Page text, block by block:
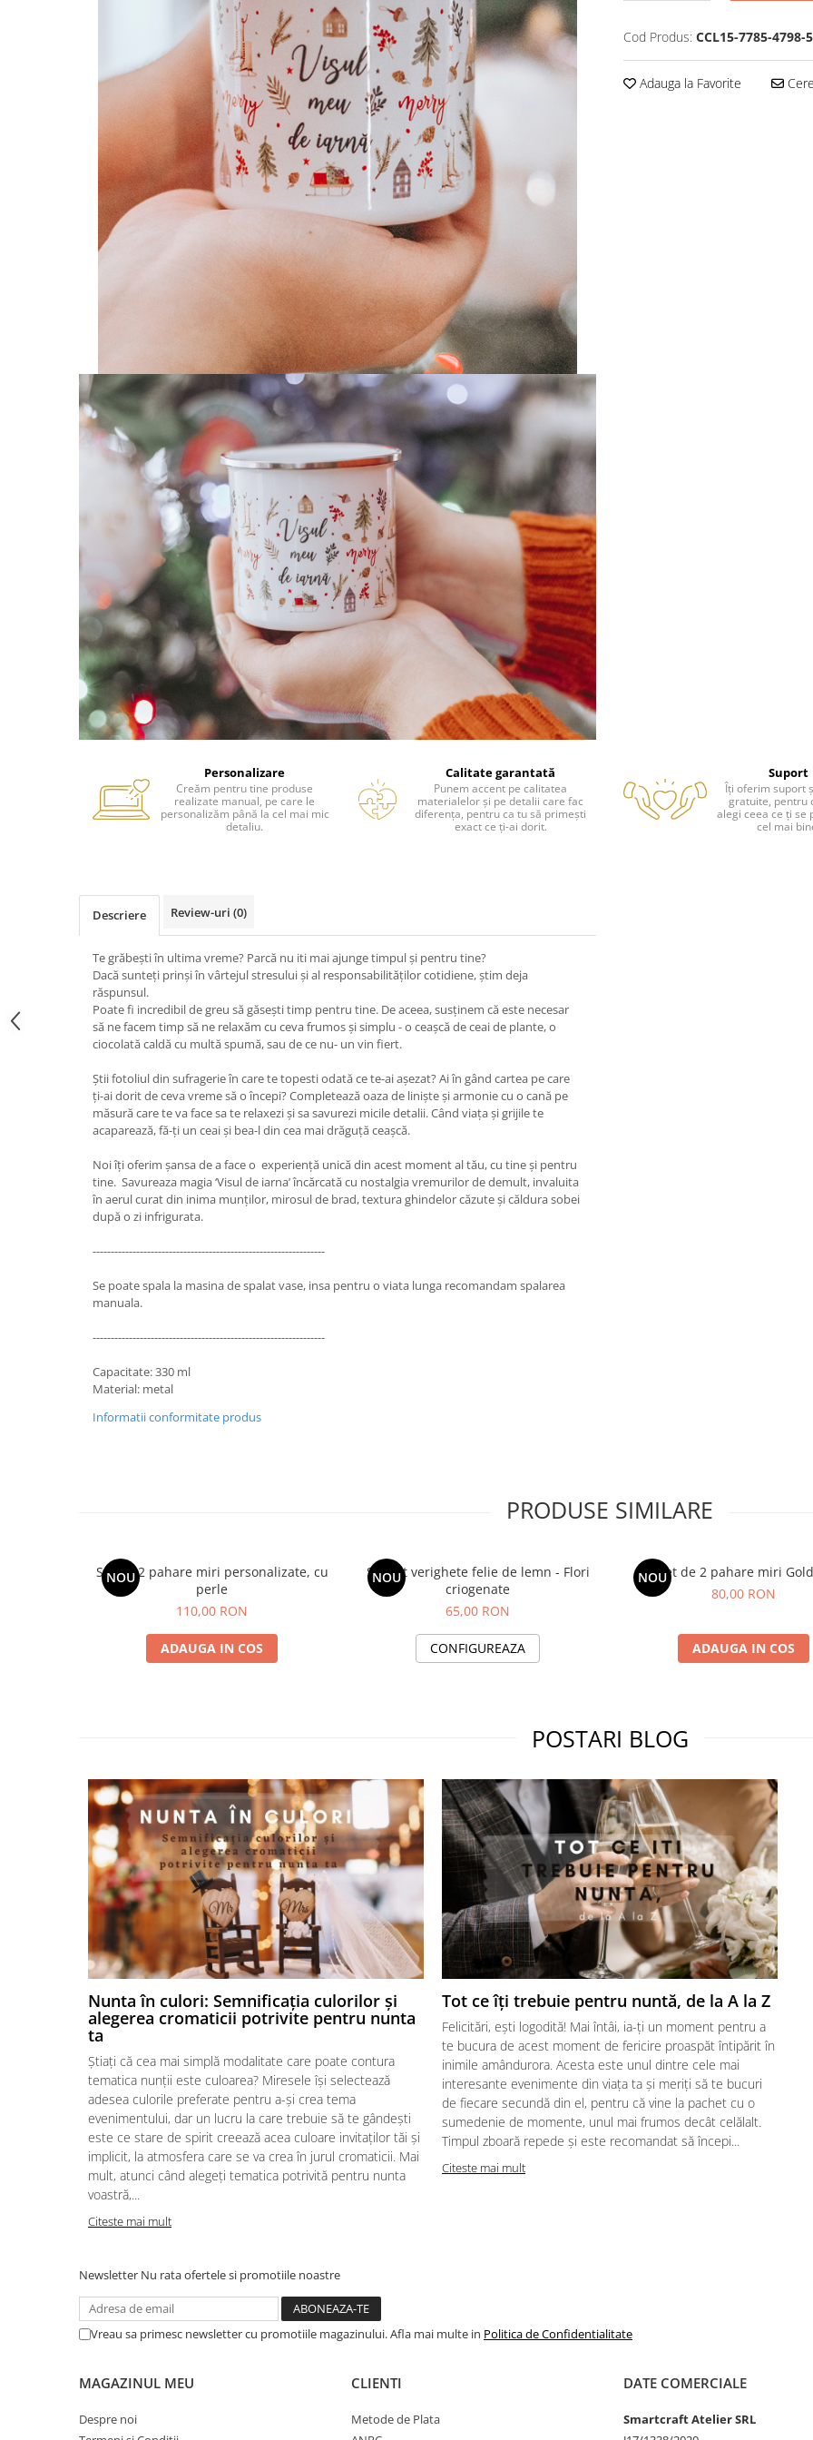
Accesorii și decor botez
Lumânări botez
Toppers Candy bar
Trusouri botez
Etichete marturii botez
Cod Produs: CCL15-7785-4798-
Adauga la Favorite
Personalizare
Creăm pentru tine produse
realizate manual, pe care le
personalizăm până la cel mai mic
detaliu.
Calitate garantată
Punem accent pe calitatea
materialelor și pe detalii care fac
diferența, pentru ca tu să primești
exact ce ți-ai dorit.
Suport
Îți oferim suport
gratuite, pentru
alegi ceea ce ți se
cel mai
Descriere Review-uri (0)
Te grăbești în ultima vreme? Parcă nu iti mai ajunge timpul și pentru tine?
Dacă sunteți prinși în vârtejul stresului și al responsabilităților cotidiene, știm deja
răspunsul.
Poate fi incredibil de greu să găsești timp pentru tine. De aceea, susținem că este necesar
să ne facem timp să ne relaxăm cu ceva frumos și simplu - o ceașcă de ceai de plante, o
ciocolată caldă cu multă spumă, sau de ce nu- un vin fiert.
Știi fotoliul din sufragerie în care te topesti odată ce te-ai așezat? Ai în gând cartea pe care
ți-ai dorit de ceva vreme să o începi? Completează oaza de liniște și armonie cu o cană pe
măsură care te va face sa te relaxezi și sa savurezi micile detalii. Când viaţa și grijile te
acaparează, fă-ţi un ceai şi bea-l din cea mai drăguţă ceaşcă.
Noi îți oferim șansa de a face o experiență unică din acest moment al tău, cu tine și pentru
tine. Savureaza magia ‘Visul de iarna’ încărcată cu nostalgia vremurilor de demult, invaluita
în aerul curat din inima munților, mirosul de brad, textura ghindelor căzute și căldura sobei
după o zi infrigurata.
----------------------------------------------------------------
Se poate spala la masina de spalat vase, insa pentru o viata lunga recomandam spalarea
manuala.
----------------------------------------------------------------
Capacitate: 330 ml
Material: metal
Informatii conformitate produs
PRODUSE SIMILARE
NOU
Set de 2 pahare miri personalizate, cu
perle
110,00 RON
ADAUGA IN COS
NOU
Suport verighete felie de lemn - Flori
criogenate
65,00 RON
CONFIGUREAZA
NOUSet de 2 pahare miri
80,00 RON
ADAUGA IN COS
POSTARI BLOG
Nunta în culori: Semnificația culorilor și
alegerea cromaticii potrivite pentru nunta
ta
Știați că cea mai simplă modalitate care poate contura
tematica nunții este culoarea? Miresele își selectează
adesea culorile preferate pentru a-și crea tema
evenimentului, dar un lucru la care trebuie să te gândești
este ce stare de spirit creează acea culoare invitaților tăi și
implicit, la atmosfera care se va crea în jurul cromaticii. Mai
mult, atunci când alegeți tematica potrivită pentru nunta
voastră,...
Citeste mai mult
Tot ce îți trebuie pentru nuntă, de la A la Z
Felicitări, ești logodită! Mai întâi, ia-ți un moment pentru a
te bucura de acest moment de fericire proaspăt întipărit în
inimile amândurora. Acesta este unul dintre cele mai
interesante evenimente din viața ta și meriți să te bucuri
de fiecare secundă din el, pentru că vine la pachet cu o
sumedenie de momente, unul mai frumos decât celălalt.
Timpul zboară repede și este recomandat să începi...
Citeste mai mult
Newsletter Nu rata ofertele si promotiile noastre
Vreau sa primesc newsletter cu promotiile magazinului. Afla mai multe in Politica de Confidentialitate
MAGAZINUL MEU
Despre noi
CLIENTI
Metode de Plata
DATE COMERCIALE
Smartcraft Atelier SRL